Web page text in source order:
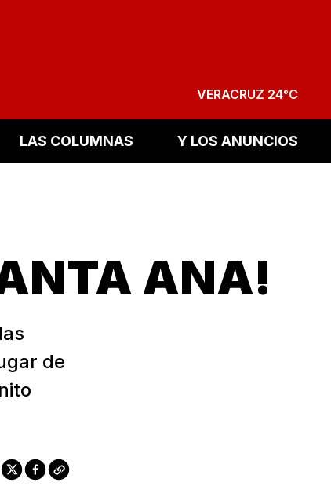
VERACRUZ 24°C
LAS COLUMNAS Y LOS ANUNCIOS
ANA!
de